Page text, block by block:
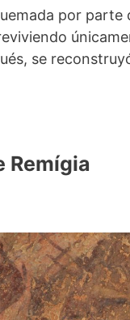
por parte
se
Remígia